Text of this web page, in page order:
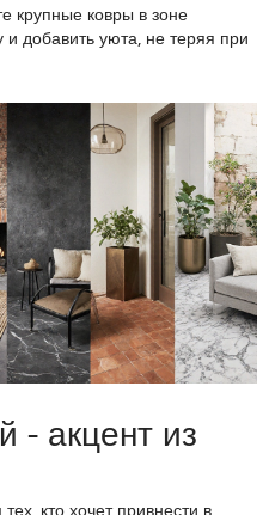
крупные ковры в зоне
и добавить уюта, не теряя при
- акцент из
кто хочет привнести в